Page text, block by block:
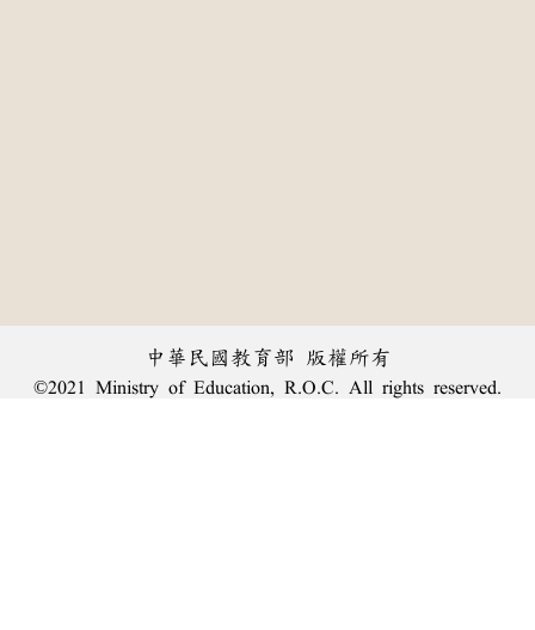
中華民國教育部 版權所有
©2021 Ministry of Education, R.O.C. All rights reserved.